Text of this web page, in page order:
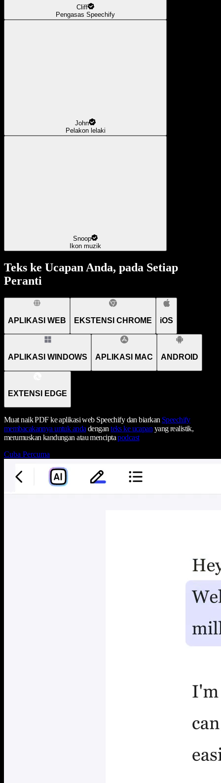
Cliff
Pengasas Speechify
John
Pelakon lelaki
Snoop
Ikon muzik
Teks ke Ucapan Anda, pada Setiap
Peranti
APLIKASI WEB EKSTENSI CHROME iOS
APLIKASI WINDOWS APLIKASI MAC ANDROID
EXTENSI EDGE
Muat naik PDF ke aplikasi web Speechify dan biarkan Speechify
membacakannya untuk anda denganteks ke ucapan yang realistik,
merumuskan kandungan atau menciptapodcast
Cuba Percuma